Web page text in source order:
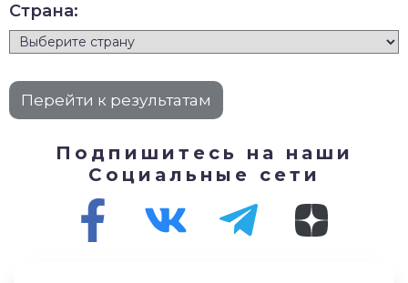
Страна:
Подпишитесь на наши
Социальные сети